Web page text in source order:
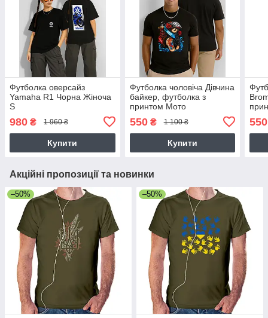
Футболка оверсайз
Yamaha R1 Чорна Жіноча
S
980 ₴ 1 960 ₴
Купити
Футболка чоловіча Дівчина
байкер, футболка з
принтом Мото
550₴ 1 100 ₴
Купити
550
Акційні пропозиції та новинки
–50% –50%